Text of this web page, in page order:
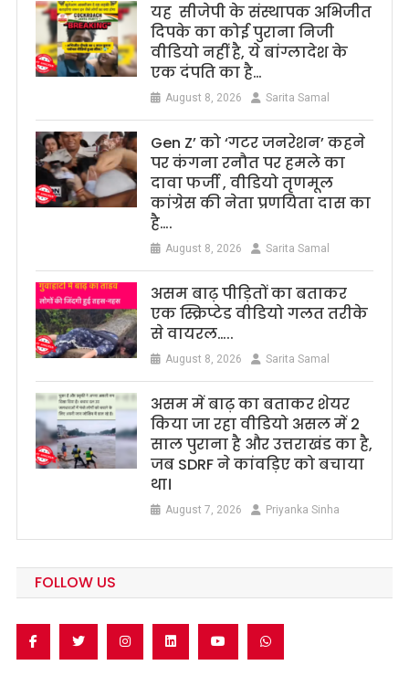
यह सीजेपी के संस्थापक अभिजीत
दिपके का कोई पुराना निजी
वीडियो नहीं है, ये बांग्लादेश के
एक दंपति का है…
August 8, 2026 Sarita Samal
Gen Z’ को ‘गटर जनरेशन’ कहने
पर कंगना रनौत पर हमले का
दावा फर्जी , वीडियो तृणमूल
कांग्रेस की नेता प्रणयिता दास का
है….
August 8, 2026 Sarita Samal
असम बाढ़ पीड़ितों का बताकर
एक स्क्रिप्टेड वीडियो गलत तरीके
से वायरल…..
August 8, 2026 Sarita Samal
असम में बाढ़ का बताकर शेयर
किया जा रहा वीडियो असल में 2
साल पुराना है और उत्तराखंड का है,
जब SDRF ने कांवड़िए को बचाया
था।
August 7, 2026 Priyanka Sinha
FOLLOW US